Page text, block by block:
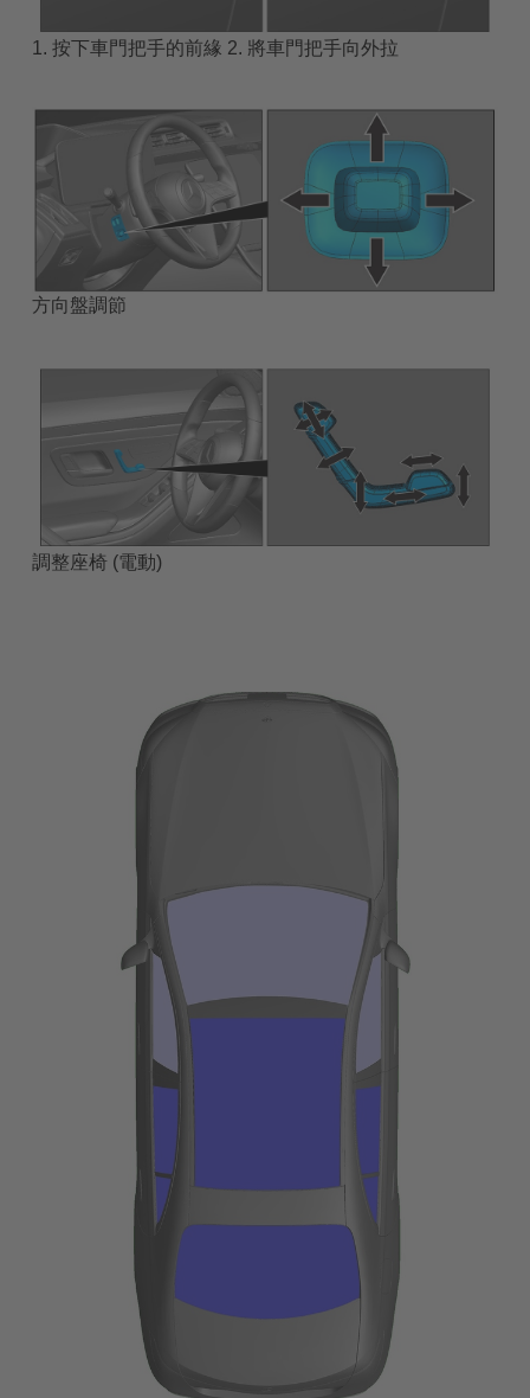
1. 按下車門把手的前緣 2. 將車門把手向外拉
方向盤調節
調整座椅 (電動)